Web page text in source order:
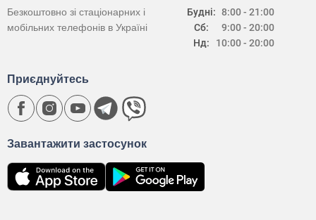
Будні:
Сб:
Нд:
8:00 - 21:00
9:00 - 20:00
10:00 - 20:00
Безкоштовно зі стаціонарних і
мобільних телефонів в Україні
Завантажити застосунок
Приєднуйтесь